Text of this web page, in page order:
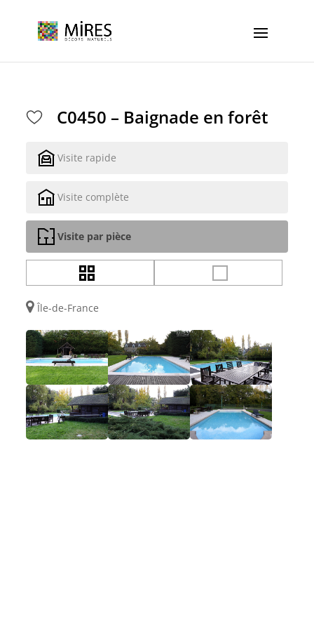
C0450 – Baignade en forêt
Visite rapide
Visite complète
Visite par pièce
Île-de-France